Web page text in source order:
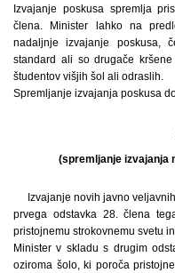
Izvajanje poskusa spremlja
člena. Minister lahko na
nadaljnje izvajanje poskusa,
standard ali so drugače
študentov višjih šol ali odraslih.
Spremljanje izvajanja poskusa
(spremljanje izvajanja
Izvajanje novih javno
prvega odstavka 28. člena
pristojnemu strokovnemu svetu
Minister v skladu s drugim
oziroma šolo, ki poroča